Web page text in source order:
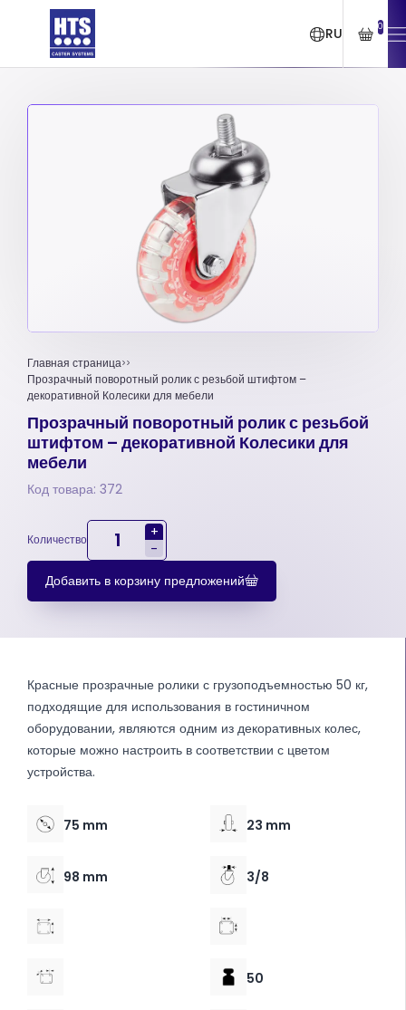
RU 0
Главная страница
Прозрачный поворотный ролик с резьбой штифтом –
декоративной Колесики для мебели
Прозрачный поворотный ролик с резьбой
штифтом – декоративной Колесики для
мебели
Код товара: 372
Количество
+
-
Добавить в корзину предложений
Красные прозрачные ролики с грузоподъемностью 50 кг,
подходящие для использования в гостиничном
оборудовании, являются одним из декоративных колес,
которые можно настроить в соответствии с цветом
устройства.
75 mm 23 mm
98 mm 3/8
50